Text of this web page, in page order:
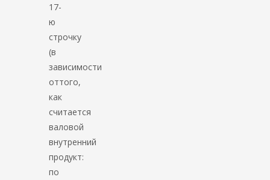
17-
ю
строчку
(в
зависимости
оттого,
как
считается
валовой
внутренний
продукт:
по